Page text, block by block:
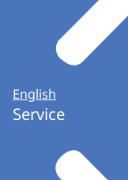
English
Service